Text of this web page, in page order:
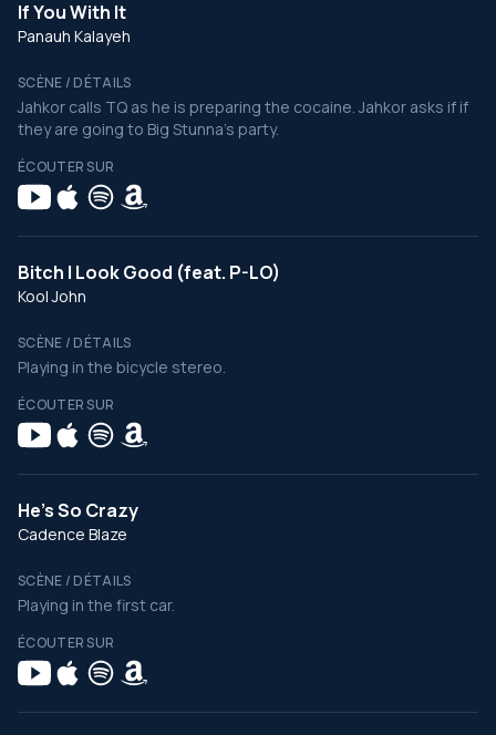
If You With It
Panauh Kalayeh
SCÈNE / DÉTAILS
Jahkor calls TQ as he is preparing the cocaine. Jahkor asks if if
they are going to Big Stunna's party.
ÉCOUTER SUR
Bitch I Look Good (feat. P-LO)
Kool John
SCÈNE / DÉTAILS
Playing in the bicycle stereo.
ÉCOUTER SUR
He's So Crazy
Cadence Blaze
SCÈNE / DÉTAILS
Playing in the first car.
ÉCOUTER SUR